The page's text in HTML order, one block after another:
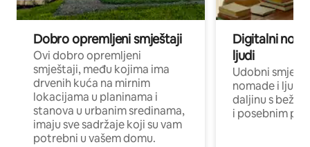
Dobro opremljeni smještaji
Ovi dobro opremljeni
smještaji, među kojima ima
drvenih kuća na mirnim
lokacijama u planinama i
stanova u urbanim sredinama,
imaju sve sadržaje koji su vam
potrebni u vašem domu.
Digitalni
ljudi
Udobni
nomade i ljude
daljinu s
i posebnim